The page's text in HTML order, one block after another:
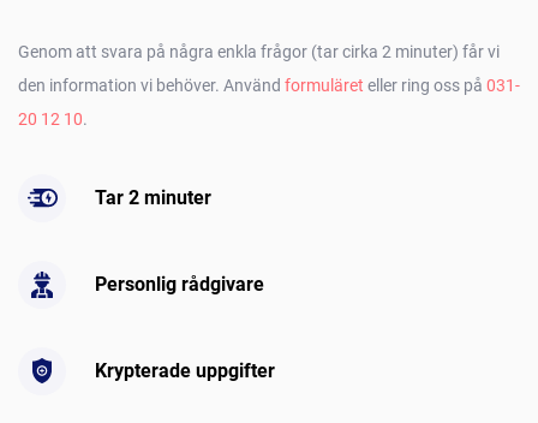
Genom att svara på några enkla frågor (tar cirka 2 minuter) får vi
den information vi behöver. Använd formuläret eller ring oss på 031-
20 12 10.
Tar 2 minuter
Personlig rådgivare
Krypterade uppgifter